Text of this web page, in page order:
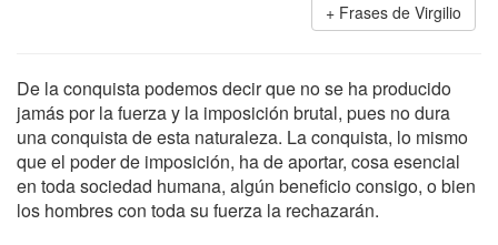
Frases de Virgilio
De la conquista podemos decir que no se ha producido
jamás por la fuerza y la imposición brutal, pues no dura
una conquista de esta naturaleza. La conquista, lo mismo
que el poder de imposición, ha de aportar, cosa esencial
en toda sociedad humana, algún beneficio consigo, o bien
los hombres con toda su fuerza la rechazarán.